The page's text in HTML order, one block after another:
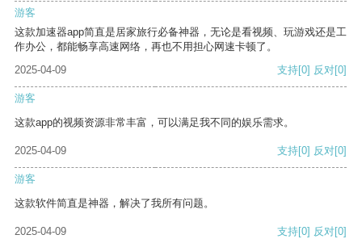
游客
这款加速器app简直是居家旅行必备神器，无论是看视频、玩游戏还是工
作办公，都能畅享高速网络，再也不用担心网速卡顿了。
2025-04-09
支持[0] 反对[0]
游客
这款app的视频资源非常丰富，可以满足我不同的娱乐需求。
2025-04-09 支持[0] 反对[0]
游客
这款软件简直是神器，解决了我所有问题。
2025-04-09 支持[0] 反对[0]